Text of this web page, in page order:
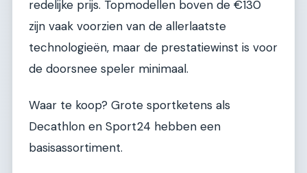
redelijke prijs. Topmodellen boven de €130
zijn vaak voorzien van de allerlaatste
technologieën, maar de prestatiewinst is voor
de doorsnee speler minimaal.
Waar te koop? Grote sportketens als
Decathlon en Sport24 hebben een
basisassortiment.